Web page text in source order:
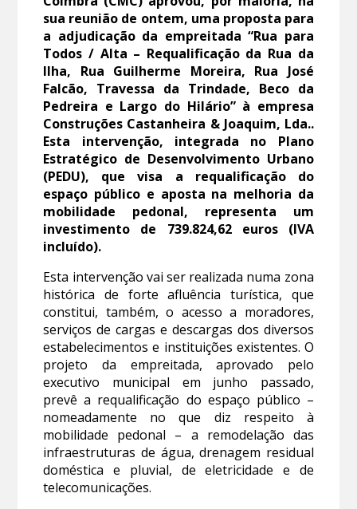
sua reunião de ontem, uma proposta para
a adjudicação da empreitada “Rua para
Todos / Alta – Requalificação da Rua da
Ilha, Rua Guilherme Moreira, Rua José
Falcão, Travessa da Trindade, Beco da
Pedreira e Largo do Hilário” à empresa
Construções Castanheira & Joaquim, Lda..
Esta intervenção, integrada no Plano
Estratégico de Desenvolvimento Urbano
(PEDU), que visa a requalificação do
espaço público e aposta na melhoria da
mobilidade pedonal, representa um
investimento de 739.824,62 euros (IVA
incluído).
Esta intervenção vai ser realizada numa zona
histórica de forte afluência turística, que
constitui, também, o acesso a moradores,
serviços de cargas e descargas dos diversos
estabelecimentos e instituições existentes. O
projeto da empreitada, aprovado pelo
executivo municipal em junho passado,
prevê a requalificação do espaço público –
nomeadamente no que diz respeito à
mobilidade pedonal – a remodelação das
infraestruturas de água, drenagem residual
doméstica e pluvial, de eletricidade e de
telecomunicações.